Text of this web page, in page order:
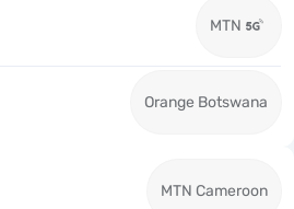
MTN
Orange Botswana
MTN Cameroon